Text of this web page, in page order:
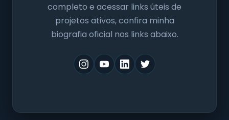
completo e acessar links úteis de
projetos ativos, confira minha
biografia oficial nos links abaixo.